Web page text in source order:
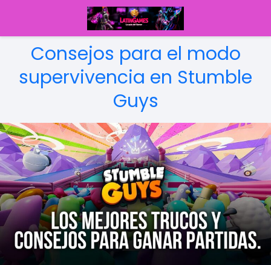
Consejos para el modo
supervivencia en Stumble
Guys